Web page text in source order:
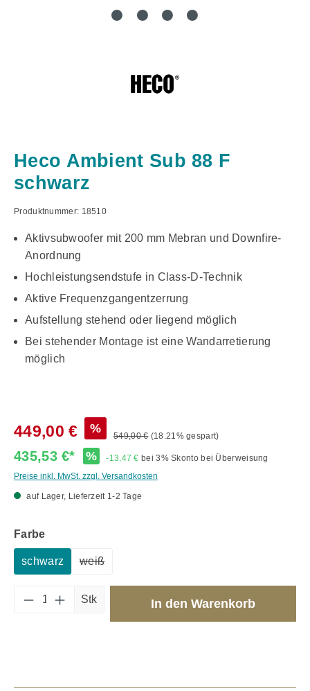
Heco Ambient Sub 88 F
schwarz
Produktnummer: 18510
Aktivsubwoofer mit 200 mm Mebran und Downfire-
Anordnung
Hochleistungsendstufe in Class-D-Technik
Aktive Frequenzgangentzerrung
Aufstellung stehend oder liegend möglich
Bei stehender Montage ist eine Wandarretierung
möglich
449,00 € %
549,00 € (18.21% gespart)
435,53 €* % -13,47 € bei 3% Skonto bei Überweisung
Preise inkl. MwSt. zzgl. Versandkosten
auf Lager, Lieferzeit 1-2 Tage
Farbeauswählen
schwarz weiß
Produkt Anzahl: Gib den gewünschten
Stk In den Warenkorb